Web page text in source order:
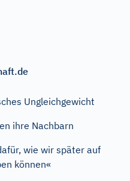
Ungleichgewicht
ihre Nachbarn
wie wir später auf
können«